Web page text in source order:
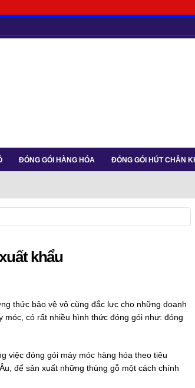
ĐÓNG GÓI HÀNG HÓA ĐÓNG GÓI HÚT CHÂN
khẩu
thức bảo vệ vô cùng đắc lực cho những doanh
có rất nhiều hình thức đóng gói như: đóng
việc đóng gói máy móc hàng hóa theo tiêu
để sản xuất những thùng gỗ một cách chính